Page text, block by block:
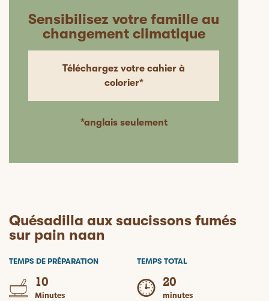
Sensibilisez votre famille au
changement climatique
Téléchargez votre cahier à
colorier*
*anglais seulement
Quésadilla aux saucissons fumés
sur pain naan
TEMPS DE PRÉPARATION
10
Minutes
TEMPS TOTAL
20
minutes